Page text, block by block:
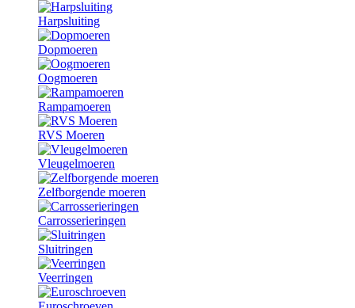
Harpsluiting
Dopmoeren
Oogmoeren
Rampamoeren
RVS Moeren
Vleugelmoeren
Zelfborgende moeren
Carrosserieringen
Sluitringen
Veerringen